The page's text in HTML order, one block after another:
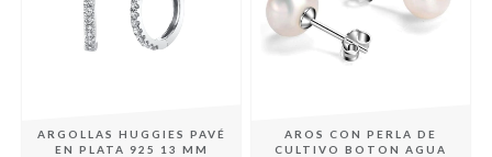
ARGOLLAS HUGGIES PAVÉ
EN PLATA 925 13 MM
AROS CON PERLA DE
CULTIVO BOTON AGUA